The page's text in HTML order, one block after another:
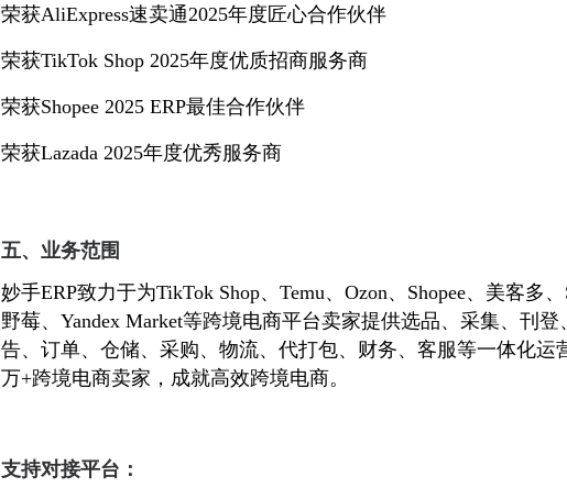
荣获AliExpress速卖通2025年度匠心合作伙伴
荣获TikTok Shop 2025年度优质招商服务商
荣获Shopee 2025 ERP最佳合作伙伴
荣获Lazada 2025年度优秀服务商
五、业务范围
妙手ERP致力于为TikTok Shop、Temu、Ozon、Shopee、美客多
野莓、Yandex Market等跨境电商平台卖家提供选品、采集、刊
告、订单、仓储、采购、物流、代打包、财务、客服等一体化运
万+跨境电商卖家，成就高效跨境电商。
支持对接平台：